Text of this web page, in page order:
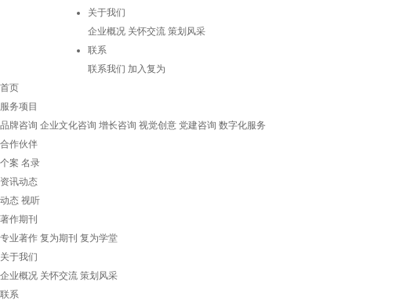
关于我们
企业概况 关怀交流 策划风采
联系
联系我们 加入复为
首页
服务项目
品牌咨询 企业文化咨询 增长咨询 视觉创意 党建咨询 数字化服务
合作伙伴
个案 名录
资讯动态
动态 视听
著作期刊
专业著作 复为期刊 复为学堂
关于我们
企业概况 关怀交流 策划风采
联系